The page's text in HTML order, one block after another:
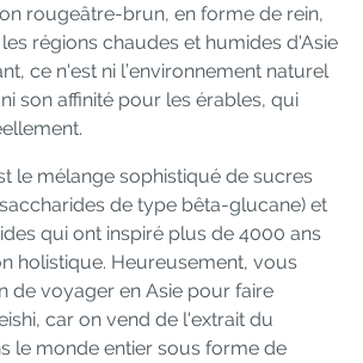
rougeâtre-brun, en forme de rein,
régions chaudes et humides d'Asie
ce n'est ni l’environnement naturel
son affinité pour les érables, qui
le mélange sophistiqué de sucres
de type bêta-glucane) et
qui ont inspiré plus de 4000 ans
holistique. Heureusement, vous
de voyager en Asie pour faire
car on vend de l'extrait du
le monde entier sous forme de